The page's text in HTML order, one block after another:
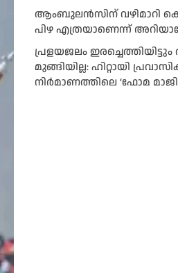
ആംബുലന്‍സിന് വഴിമാറി
പിഴ എത്രയാണെന്ന്
പ്രളയജലം
മുങ്ങിയില്ല: ഹിറ്റായി
നിർമാണത്തിലെ ‘ഫോമ